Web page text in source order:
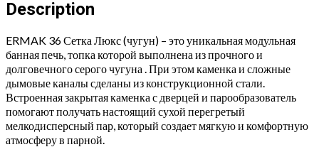
ЛЮКС
(чугун)
Description
ERMAK 36 Сетка Люкс (чугун) – это уникальная модульная
банная печь, топка которой выполнена из прочного и
долговечного серого чугуна . При этом каменка и сложные
дымовые каналы сделаны из конструкционной стали.
Встроенная закрытая каменка с дверцей и парообразователь
помогают получать настоящий сухой перегретый
мелкодисперсный пар, который создает мягкую и комфортную
атмосферу в парной.